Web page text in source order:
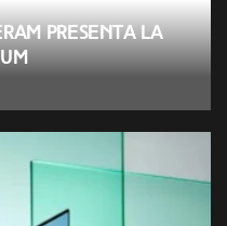
presenta la